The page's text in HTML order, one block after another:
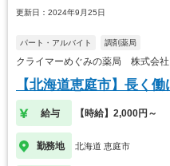
更新日：2024年9月25日
パート・アルバイト 調剤薬局
クライマーめぐみの薬局 株式会社
【北海道恵庭市】長く
給与 【時給】2,000円～
勤務地 北海道 恵庭市